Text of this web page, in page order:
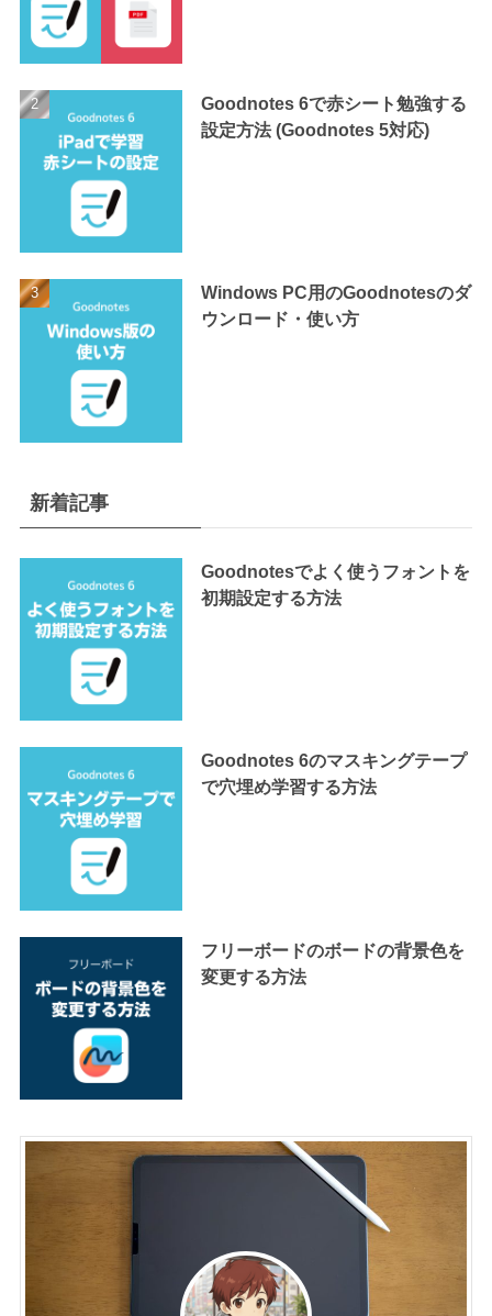
Goodnotes 6で赤シート勉強する
設定方法 (Goodnotes 5対応)
Windows PC用のGoodnotesのダ
ウンロード・使い方
新着記事
Goodnotesでよく使うフォントを
初期設定する方法
Goodnotes 6のマスキングテープ
で穴埋め学習する方法
フリーボードのボードの背景色を
変更する方法